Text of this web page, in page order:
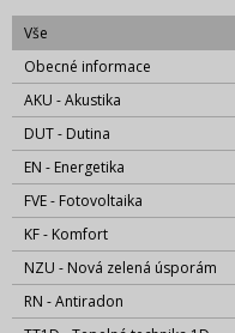
Vše
Obecné informace
AKU - Akustika
DUT - Dutina
EN - Energetika
FVE - Fotovoltaika
KF - Komfort
NZU - Nová zelená úsporám
RN - Antiradon